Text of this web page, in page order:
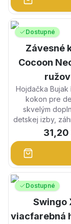
Dostupné
Závesné
Cocoon
Hojdačka
kokon pre
skvelým
detskej izby,
terasy.
miesto na
31,20
Dostupné
Swingo
viacfarebná